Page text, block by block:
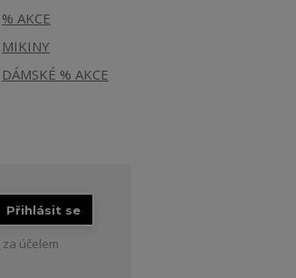
% AKCE
MIKINY
DÁMSKÉ % AKCE
Přihlásit se
za účelem